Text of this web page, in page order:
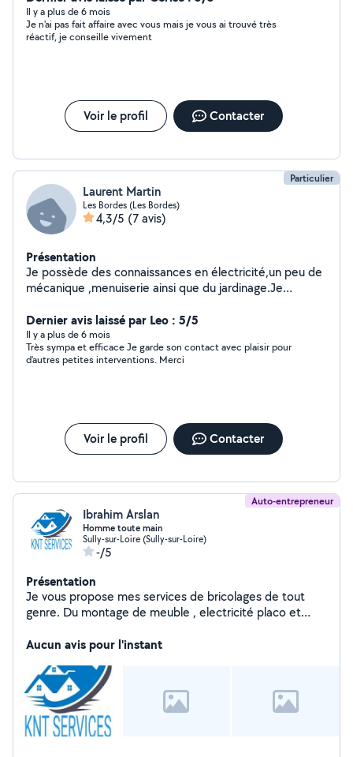
Il y a plus de 6 mois
Je n'ai pas fait affaire avec vous mais je vous ai trouvé très
réactif, je conseille vivement
Voir le profil Contacter
Particulier
Laurent Martin
Les Bordes (Les Bordes)
4,3/5 (7 avis)
Présentation
Je possède des connaissances en électricité,un peu de
mécanique ,menuiserie ainsi que du jardinage.Je
suis capable de résoudre différentes difficultés.Je suis
âgé de 58 ans avec une vie professionnelle qui me
précède.Je suis disponible tous les jours.
Dernier avis laissé par Leo : 5/5
Il y a plus de 6 mois
Très sympa et efficace Je garde son contact avec plaisir pour
d’autres petites interventions. Merci
Voir le profil Contacter
Auto-entrepreneur
Ibrahim Arslan
Homme toute main
Sully-sur-Loire (Sully-sur-Loire)
-/5
Présentation
Je vous propose mes services de bricolages de tout
genre. Du montage de meuble , electricité placo et
votre service
Aucun avis pour l'instant